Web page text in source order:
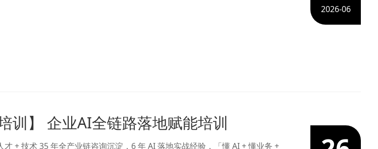
2026-06
训】 企业AI全链路落地赋能培训
才 + 技术 35 年全产业链咨询沉淀，6 年 AI 落地实战经验，「懂 AI + 懂业务 +